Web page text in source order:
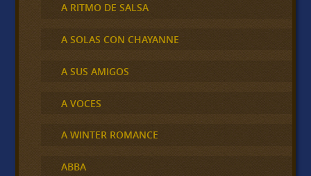
A RITMO DE SALSA
A SOLAS CON CHAYANNE
A SUS AMIGOS
A VOCES
A WINTER ROMANCE
ABBA